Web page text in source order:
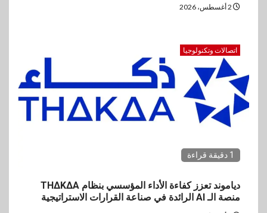
اتصالات وتكنولوجيا
1 دقيقة قراءة
دياموند تعزز كفاءة الأداء المؤسسي بنظام THΔKΔA
منصة الـ AI الرائدة في صناعة القرارات الاستراتيجية